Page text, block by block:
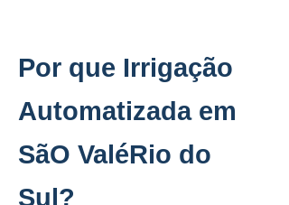
Por que Irrigação
Automatizada em
SãO ValéRio do
Sul?